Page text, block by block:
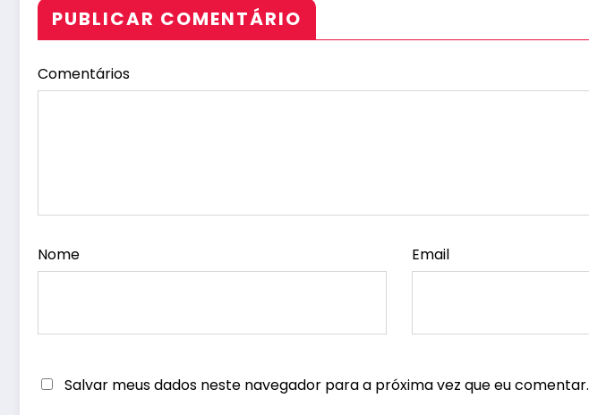
PUBLICAR COMENTÁRIO
Comentários
Nome Email
Salvar meus dados neste navegador para a próxima vez que eu comentar.